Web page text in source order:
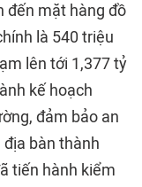
đến mặt hàng đồ
là 540 triệu
lên tới 1,377 tỷ
kế hoạch
đảm bảo an
bàn thành
tiến hành kiểm